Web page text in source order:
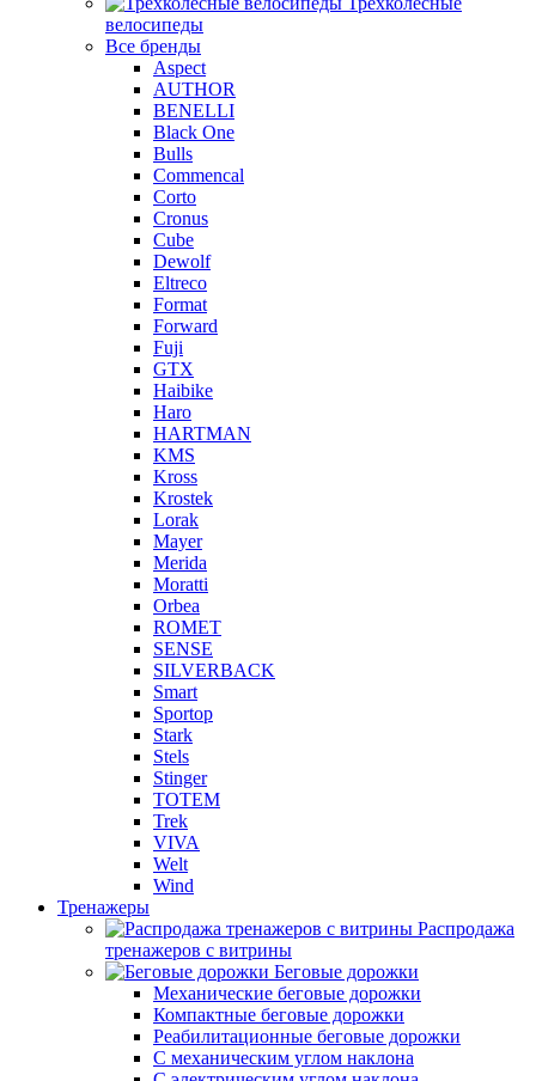
велосипеды
Все бренды
Aspect
AUTHOR
BENELLI
Black One
Bulls
Commencal
Corto
Cronus
Cube
Dewolf
Eltreco
Format
Forward
Fuji
GTX
Haibike
Haro
HARTMAN
KMS
Kross
Krostek
Lorak
Mayer
Merida
Moratti
Orbea
ROMET
SENSE
SILVERBACK
Smart
Sportop
Stark
Stels
Stinger
TOTEM
Trek
VIVA
Welt
Wind
Тренажеры
Распродажа
тренажеров с витрины
Беговые дорожки
Механические беговые дорожки
Компактные беговые дорожки
Реабилитационные беговые дорожки
С механическим углом наклона